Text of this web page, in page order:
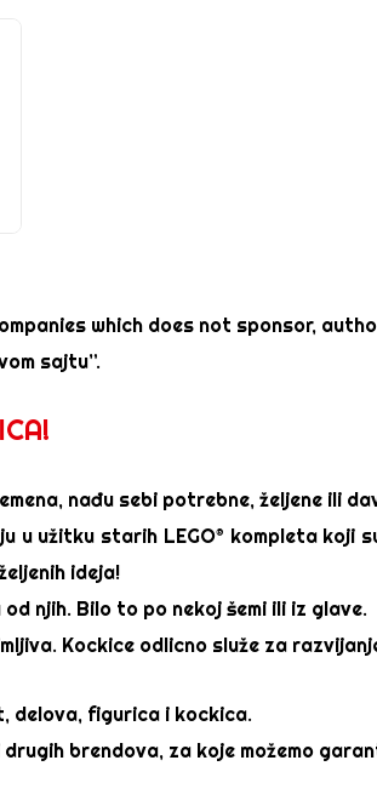
which does not sponsor,
sajtu”.
nađu sebi potrebne, željene ili
u užitku starih LEGO® kompleta koji
ideja!
njih. Bilo to po nekoj šemi ili iz glave.
Kockice odlicno služe za
delova, figurica i kockica.
i drugih brendova, za koje možemo